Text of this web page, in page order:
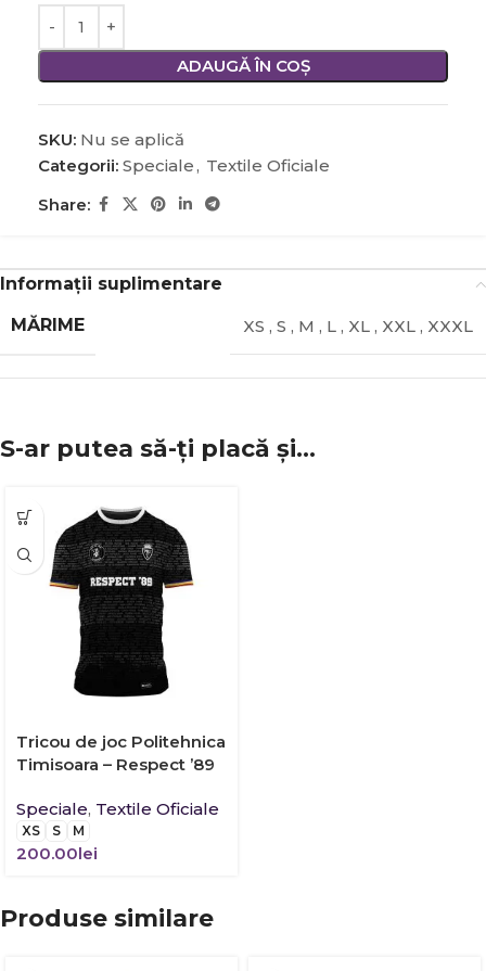
ADAUGĂ ÎN COȘ
SKU: Nu se aplică
Categorii: Speciale, Textile Oficiale
Share:
Informații suplimentare
MĂRIME
XS , S , M , L , XL , XXL , XXXL
S-ar putea să-ți placă și…
Tricou de joc Politehnica
Timisoara – Respect ’89
Speciale, Textile Oficiale
XS S M
200.00lei
Produse similare